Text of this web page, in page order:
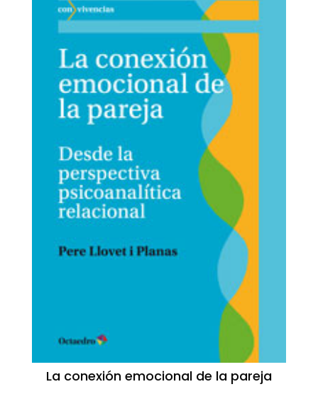
La conexión emocional de la pareja